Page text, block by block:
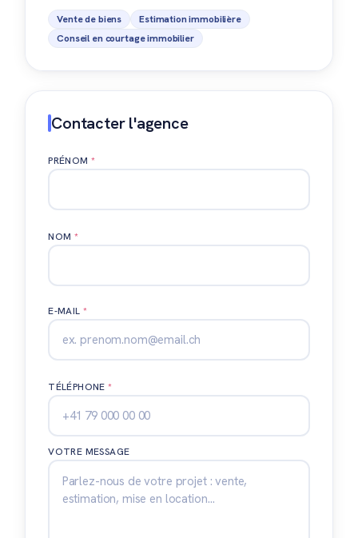
Vente de biens
Estimation immobilière
Conseil en courtage immobilier
Contacter l'agence
PRÉNOM*
NOM *
E-MAIL*
TÉLÉPHONE*
VOTRE MESSAGE